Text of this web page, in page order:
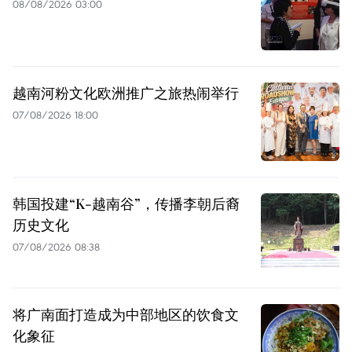
08/08/2026 03:00
越南河粉文化欧洲推广之旅热闹举行
07/08/2026 18:00
韩国投建“K-越南谷”，传播李朝后裔
历史文化
07/08/2026 08:38
将广南面打造成为中部地区的饮食文
化象征